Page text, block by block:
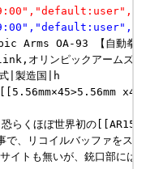
Arms OA-93 【自動拳
リンピックアームズ
|製造国|h
恐らくほぼ世界初の
、リコイルバッファをス
イトも無いが、銃口部に